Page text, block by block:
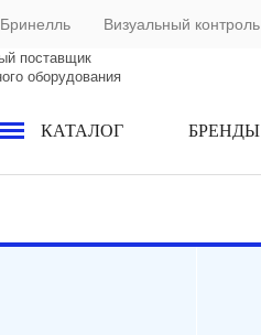
Бринелль Визуальный контроль
поставщик
оборудования
КАТАЛОГ БРЕНДЫ